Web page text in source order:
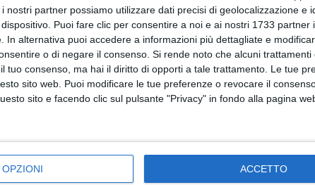
nostri partner possiamo utilizzare dati precisi di geolocalizzazione e
Puoi fare clic per consentire a noi e ai nostri 1733 partner
In alternativa puoi accedere a informazioni più dettagliate e
o di negare il consenso. Si rende noto che alcuni trattamenti
tuo consenso, ma hai il diritto di opporti a tale trattamento. Le tue
sito web. Puoi modificare le tue preferenze o revocare il
sito e facendo clic sul pulsante "Privacy" in fondo alla pagina
OPZIONI ACCETTO